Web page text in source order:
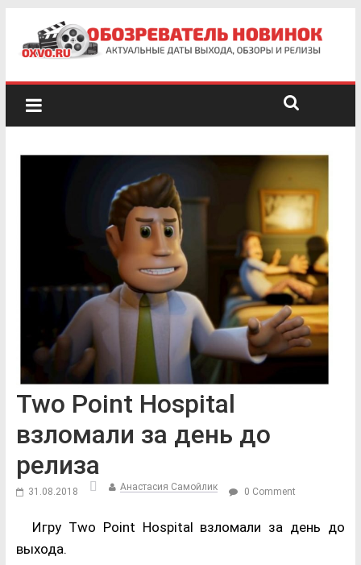
Two Point Hospital
взломали за день до
релиза
31.08.2018 Анастасия Самойлик 0 Comment
Игру Two Point Hospital взломали за день до
выхода.